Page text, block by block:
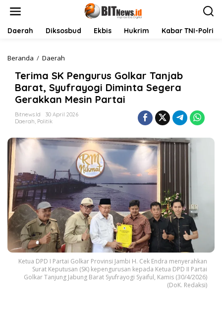
Daerah Diksosbud Ekbis Hukrim Kabar TNI-Polri
Beranda / Daerah
i
m
a
S
e
n
r
u
G
o
l
k
a
r
T
a
n
j
Terima SK Pengurus Golkar Tanjab
Barat, Syufrayogi Diminta Segera
Gerakkan Mesin Partai
Bitnews.id
30 April 2026
Daerah, Politik
Ketua DPD I Partai Golkar Provinsi Jambi H. Cek Endra menyerahkan
Surat Keputusan (SK) kepengurusan kepada Ketua DPD II Partai
Golkar Tanjung Jabung Barat Syufrayogi Syaiful, Kamis (30/4/2026)
(DoK. Redaksi)